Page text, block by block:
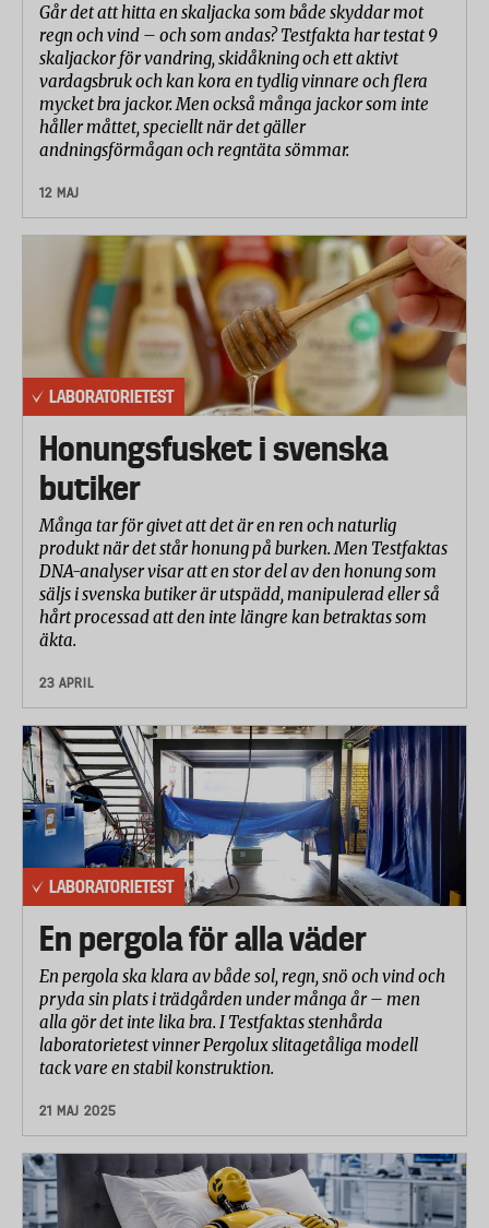
Går det att hitta en skaljacka som både skyddar mot
regn och vind – och som andas? Testfakta har testat 9
skaljackor för vandring, skidåkning och ett aktivt
vardagsbruk och kan kora en tydlig vinnare och flera
mycket bra jackor. Men också många jackor som inte
håller måttet, speciellt när det gäller
andningsförmågan och regntäta sömmar.
12 MAJ
LABORATORIETEST
Honungsfusket i svenska
butiker
Många tar för givet att det är en ren och naturlig
produkt när det står honung på burken. Men Testfaktas
DNA-analyser visar att en stor del av den honung som
säljs i svenska butiker är utspädd, manipulerad eller så
hårt processad att den inte längre kan betraktas som
äkta.
23 APRIL
LABORATORIETEST
En pergola för alla väder
En pergola ska klara av både sol, regn, snö och vind och
pryda sin plats i trädgården under många år – men
alla gör det inte lika bra. I Testfaktas stenhårda
laboratorietest vinner Pergolux slitagetåliga modell
tack vare en stabil konstruktion.
21 MAJ 2025